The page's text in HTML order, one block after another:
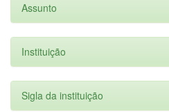
Assunto
Instituição
Sigla da instituição